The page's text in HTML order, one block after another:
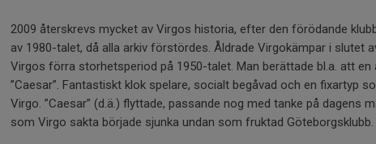
2009 återskrevs mycket av Virgos historia, efter den förödande
av 1980-talet, då alla arkiv förstördes. Åldrade Virgokämpar i slutet
Virgos förra storhetsperiod på 1950-talet. Man berättade bl.a. att
”Caesar”. Fantastiskt klok spelare, socialt begåvad och en fixartyp
Virgo. ”Caesar” (d.ä.) flyttade, passande nog med tanke på dagens
som Virgo sakta började sjunka undan som fruktad Göteborgsklubb.